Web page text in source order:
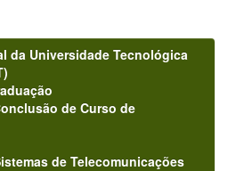
da Universidade Tecnológica
de Curso de
de Telecomunicações